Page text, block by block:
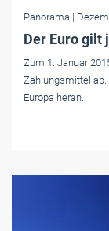
Panorama |
Der Euro gilt
Zum 1. Januar
Zahlungsmittel ab.
Europa heran.